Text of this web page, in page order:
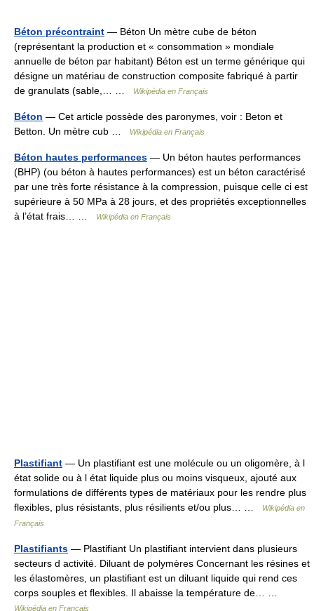
Béton précontraint — Béton Un mètre cube de béton
(représentant la production et « consommation » mondiale
annuelle de béton par habitant) Béton est un terme générique qui
désigne un matériau de construction composite fabriqué à partir
de granulats (sable,… …
Wikipédia en Français
Béton — Cet article possède des paronymes, voir : Beton et
Betton. Un mètre cub …
Wikipédia en Français
Béton hautes performances — Un béton hautes performances
(BHP) (ou béton à hautes performances) est un béton caractérisé
par une très forte résistance à la compression, puisque celle ci est
supérieure à 50 MPa à 28 jours, et des propriétés exceptionnelles
à l’état frais… …
Wikipédia en Français
Plastifiant — Un plastifiant est une molécule ou un oligomère, à l
état solide ou à l état liquide plus ou moins visqueux, ajouté aux
formulations de différents types de matériaux pour les rendre plus
flexibles, plus résistants, plus résilients et/ou plus… …
Wikipédia en
Français
Plastifiants — Plastifiant Un plastifiant intervient dans plusieurs
secteurs d activité. Diluant de polymères Concernant les résines et
les élastomères, un plastifiant est un diluant liquide qui rend ces
corps souples et flexibles. Il abaisse la température de… …
Wikipédia en Français